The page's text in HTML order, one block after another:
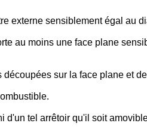
externe sensiblement égal au
au moins une face plane
sur la face plane et
d'un tel arrêtoir qu'il soit